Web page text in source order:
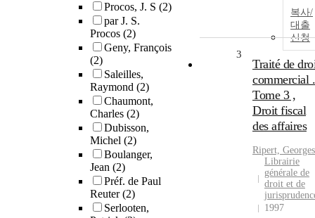
Procos, J. S (2)
par J. S.
Procos (2)
Geny, François
(2)
Saleilles,
Raymond (2)
Chaumont,
Charles (2)
Dubisson,
Michel (2)
Boulanger,
Jean (2)
Préf. de Paul
Reuter(2)
Serlooten,
복사/
대출
신청
3
Traité de
commercial .
Tome 3 ,
Droit fiscal
des affaires
Ripert, Georges
Librairie
générale de
droit et de
1997